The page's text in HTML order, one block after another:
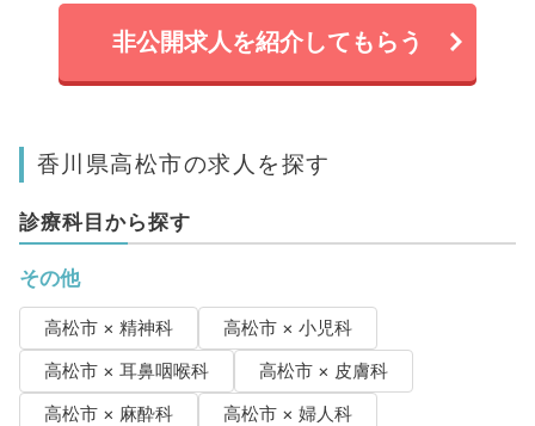
非公開求人を紹介してもらう
香川県高松市の求人を探す
診療科目から探す
その他
高松市 × 精神科
高松市 × 小児科
高松市 × 耳鼻咽喉科
高松市 × 皮膚科
高松市 × 麻酔科
高松市 × 婦人科